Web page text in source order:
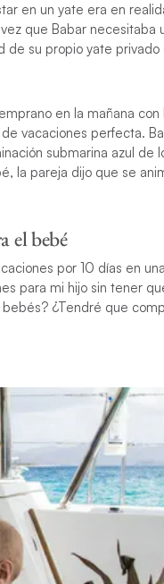
en un yate era en
que Babar
de su propio yate
en la mañana
vacaciones perfecta.
submarina azul de
la pareja dijo que se
el bebé
por 10 días en
para mi hijo sin tener
¿Tendré que